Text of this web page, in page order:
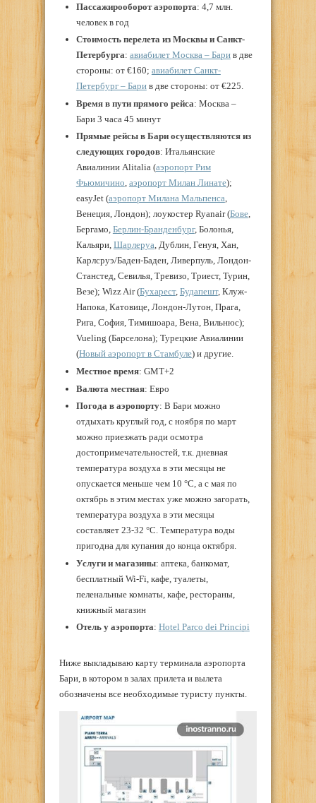
Пассажирооборот аэропорта: 4,7 млн.
человек в год
Стоимость перелета из Москвы и Санкт-
Петербурга: авиабилет Москва – Барив две
стороны: от €160; авиабилет Санкт-
Петербург – Барив две стороны: от €225.
Время в пути прямого рейса: Москва –
Бари 3 часа 45 минут
Прямые рейсы в Бари осуществляются из
следующих городов: Итальянские
Авиалинии Alitalia (аэропорт Рим
Фьюмичино, аэропорт Милан Линате);
easyJet (аэропорт Милана Мальпенса,
Венеция, Лондон); лоукостер Ryanair (Бове,
Бергамо, Берлин-Бранденбург, Болонья,
Кальяри, Шарлеруа, Дублин, Генуя, Хан,
Карлсруэ/Баден-Баден, Ливерпуль, Лондон-
Станстед, Севилья, Тревизо, Триест, Турин,
Везе); Wizz Air (Бухарест, Будапешт, Клуж-
Напока, Катовице, Лондон-Лутон, Прага,
Рига, София, Тимишоара, Вена, Вильнюс);
Vueling (Барселона); Турецкие Авиалинии
(Новый аэропорт в Стамбуле) и другие.
Местное время: GMT+2
Валюта местная: Евро
Погода в аэропорту: В Бари можно
отдыхать круглый год, с ноября по март
можно приезжать ради осмотра
достопримечательностей, т.к. дневная
температура воздуха в эти месяцы не
опускается меньше чем 10 °C, а с мая по
октябрь в этим местах уже можно загорать,
температура воздуха в эти месяцы
составляет 23-32 °C. Температура воды
пригодна для купания до конца октября.
Услуги и магазины: аптека, банкомат,
бесплатный Wi-Fi, кафе, туалеты,
пеленальные комнаты, кафе, рестораны,
книжный магазин
Отельуаэропорта: Hotel Parco dei Principi
Ниже выкладываю карту терминала аэропорта
Бари, в котором в залах прилета и вылета
обозначены все необходимые туристу пункты.